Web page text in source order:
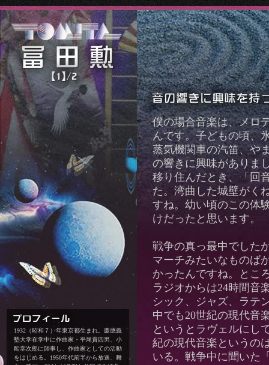
1932（昭和７）年東京都生まれ。慶應義
塾大学在学中に作曲家・平尾貴四男、小
船幸次郎に師事し、作曲家としての活動
をはじめる。1950年代前半から放送、舞
僕の場合音楽は、メロ
んです。子どもの頃、
蒸気機関車の汽笛、や
の響きに興味がありま
移り住んだとき、「回
た。湾曲した城壁がく
すね。幼い頃のこの体
けだったと思います。
戦争の真っ最中でした
マーチみたいなものば
かったんですね。とこ
ラジオからは24時間音
シック、ジャズ、ラテ
中でも20世紀の現代音
というとラヴェルにし
紀の現代音楽というの
いる。戦争中に聞いた